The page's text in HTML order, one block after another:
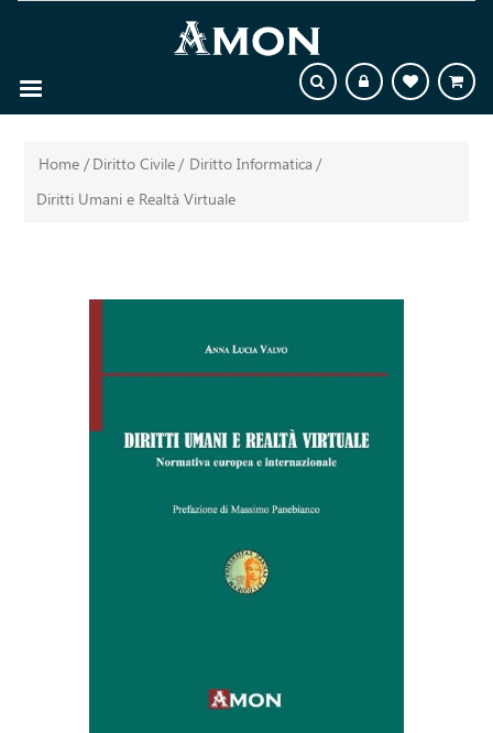
Home /Diritto Civile/ Diritto Informatica /
Diritti Umani e Realtà Virtuale